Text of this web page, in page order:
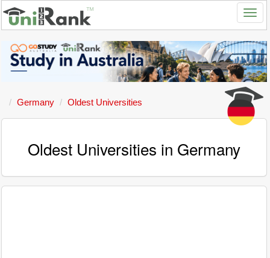
Germany Oldest Universities
Oldest Universities in Germany